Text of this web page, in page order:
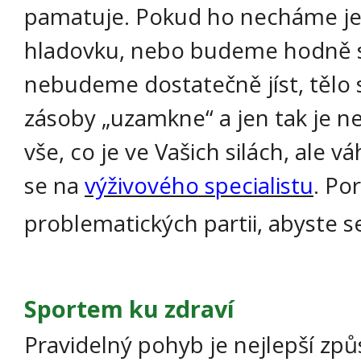
pamatuje. Pokud ho necháme
hladovku, nebo budeme hodně
nebudeme dostatečně jíst, tělo
zásoby „uzamkne“ a jen tak je
vše, co je ve Vašich silách, ale
se na výživového specialistu.
problematických partii, abyste
Sportem ku zdraví
Pravidelný pohyb je nejlepší